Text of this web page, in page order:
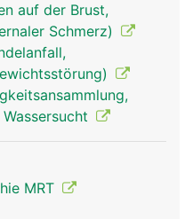
auf der Brust,
Schmerz)
MRT